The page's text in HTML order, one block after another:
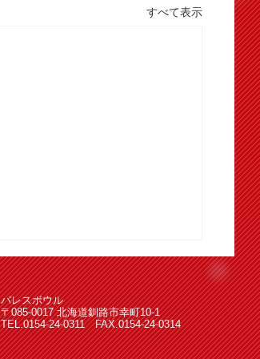
すべて表示
パレスボウル
〒085-0017 北海道釧路市幸町10-1
TEL.0154-24-0311 FAX.0154-24-0314